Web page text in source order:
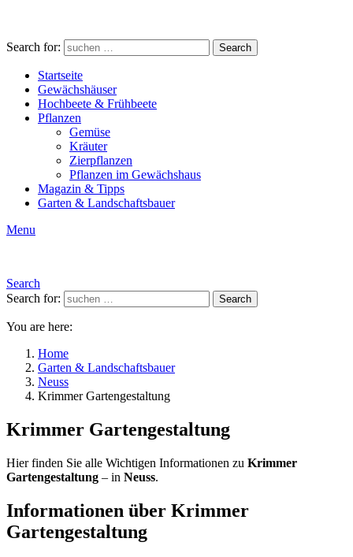
Search for: Search
Startseite
Gewächshäuser
Hochbeete & Frühbeete
Pflanzen
Gemüse
Kräuter
Zierpflanzen
Pflanzen im Gewächshaus
Magazin & Tipps
Garten & Landschaftsbauer
Menu
Search
Search for:
Search
You are here:
Home
Garten & Landschaftsbauer
Neuss
Krimmer Gartengestaltung
Krimmer Gartengestaltung
Hier finden Sie alle Wichtigen Informationen zu Krimmer
Gartengestaltung – in Neuss.
Informationen über Krimmer
Gartengestaltung